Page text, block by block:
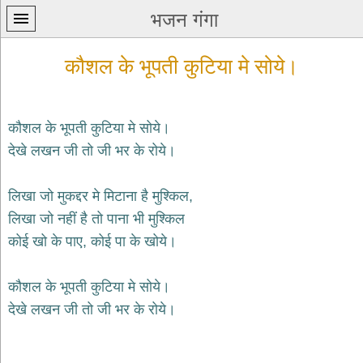
भजन गंगा
प्रथम
कृष्ण
भजन
krishna
शिव
भजन
कौशल के भूपती कुटिया मे सोये।
कौशल के भूपती कुटिया मे सोये।
देखे लखन जी तो जी भर के रोये।
लिखा जो मुकद्दर मे मिटाना है मुश्किल,
लिखा जो नहीं है तो पाना भी मुश्किल
कोई खो के पाए, कोई पा के खोये।
कौशल के भूपती कुटिया मे सोये।
देखे लखन जी तो जी भर के रोये।